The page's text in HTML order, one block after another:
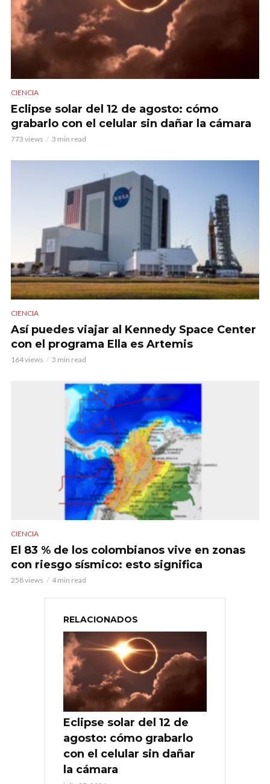
CIENCIA
Eclipse solar del 12 de agosto: cómo
grabarlo con el celular sin dañar la cámara
773 views 3 min read
CIENCIA
Así puedes viajar al Kennedy Space Center
con el programa Ella es Artemis
164 views 3 min read
CIENCIA
El 83 % de los colombianos vive en zonas
con riesgo sísmico: esto significa
258 views 4 min read
RELACIONADOS
Eclipse solar del 12 de
agosto: cómo grabarlo
con el celular sin dañar
la cámara